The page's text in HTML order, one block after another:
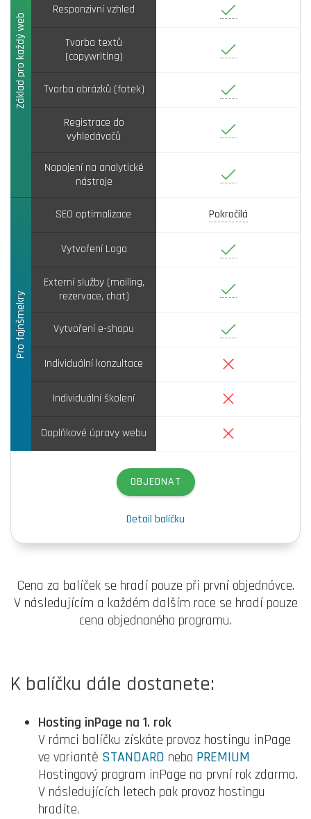
Základ pro každý web
Responzivní vzhled Ano
Tvorba textů
(copywriting)
Ano
Tvorba obrázků (fotek) Ano
Registrace do
vyhledávačů
Ano
Napojení na analytické
nástroje
Ano
Pro fajnšmekry
SEO optimalizace Pokročilá
Vytvoření Loga Ano
Externí služby (mailing,
rezervace, chat)
Ano
Vytvoření e-shopu Ano
Individuální konzultace Ne
Individuální školení Ne
Doplňkové úpravy webu Ne
OBJEDNAT
Detail balíčku
Cena za balíček se hradí pouze při první objednávce.
V následujícím a každém dalším roce se hradí pouze
cena objednaného programu.
K balíčku dále dostanete:
Hosting inPage na 1. rok
V rámci balíčku získáte provoz hostingu inPage
ve variantě STANDARD nebo PREMIUM
Hostingový program inPage na první rok zdarma.
V následujících letech pak provoz hostingu
hradíte.